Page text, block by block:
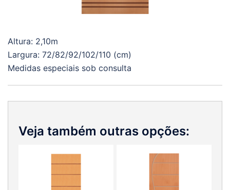
Altura: 2,10m
Largura: 72/82/92/102/110 (cm)
Medidas especiais sob consulta
Veja também outras opções: